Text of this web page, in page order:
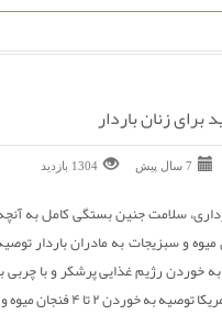
7 سال پیش 1304 بازديد
سلامت جنین بستگی کامل به
میوه و سبزیجات به مادران باردار
خوردن رژیم غذایی پرشکر و با
به خوردن ۲ تا ۴ فنجان میوه و چهار…